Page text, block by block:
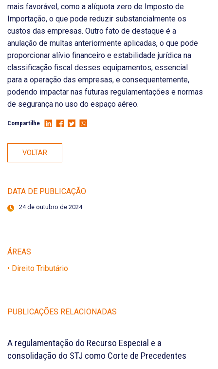
mais favorável, como a alíquota zero de Imposto de
Importação, o que pode reduzir substancialmente os
custos das empresas. Outro fato de destaque é a
anulação de multas anteriormente aplicadas, o que pode
proporcionar alívio financeiro e estabilidade jurídica na
classificação fiscal desses equipamentos, essencial
para a operação das empresas, e consequentemente,
podendo impactar nas futuras regulamentações e normas
de segurança no uso do espaço aéreo.
Compartilhe
VOLTAR
DATA DE PUBLICAÇÃO
24 de outubro de 2024
ÁREAS
• Direito Tributário
PUBLICAÇÕES RELACIONADAS
A regulamentação do Recurso Especial e a
consolidação do STJ como Corte de Precedentes